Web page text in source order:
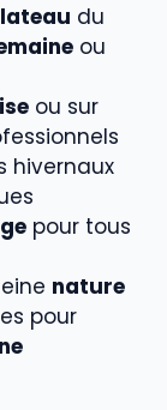
du
ou
ou sur
hivernaux
pour tous
nature
pour